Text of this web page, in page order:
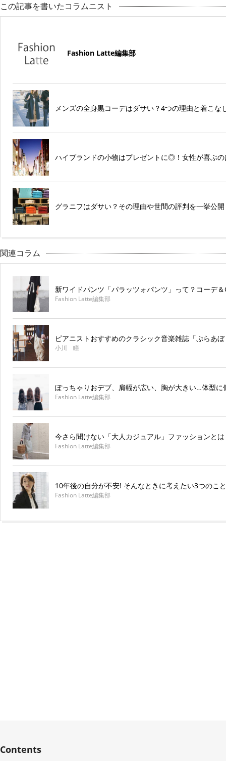
この記事を書いたコラムニスト
Fashion Latte編集部
メンズの全身黒コーデはダサい？4つの理由と着こな
ハイブランドの小物はプレゼントに◎！女性が喜ぶ
グラニフはダサい？その理由や世間の評判を一挙公開
関連コラム
新ワイドパンツ「パラッツォパンツ」って？コーデ
Fashion Latte編集部
ピアニストおすすめのクラシック音楽雑誌「ぷらあ
小川 瞳
ぽっちゃりおデブ、肩幅が広い、胸が大きい…体型に
Fashion Latte編集部
今さら聞けない「大人カジュアル」ファッションと
Fashion Latte編集部
10年後の自分が不安! そんなときに考えたい3つのこと
Fashion Latte編集部
Contents